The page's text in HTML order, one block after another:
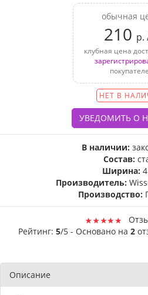
обычная
210 р.
клубная цена
НЕТ В
В наличии:
Состав:
Ширина:
Производитель:
Производство:
Рейтинг: 5/5 - Основано на 2
Описание